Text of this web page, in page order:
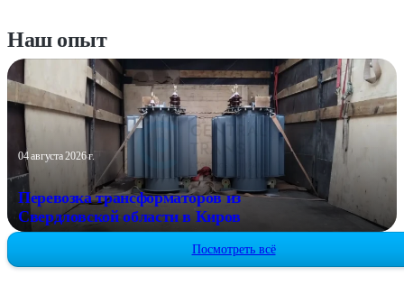
Наш опыт
04 августа 2026 г.
Перевозка трансформаторов из
Свердловской области в Киров
Посмотреть всё